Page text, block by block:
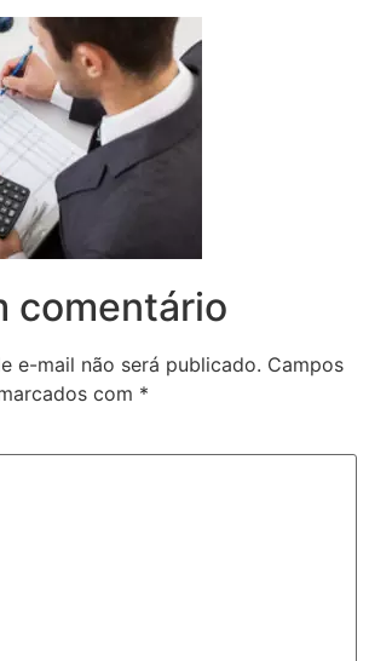
comentário
e-mail não será publicado. Campos
com *